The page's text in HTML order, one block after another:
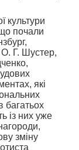
культури
почали
Г. Шустер,
які
багатьох
із них уже
зміну